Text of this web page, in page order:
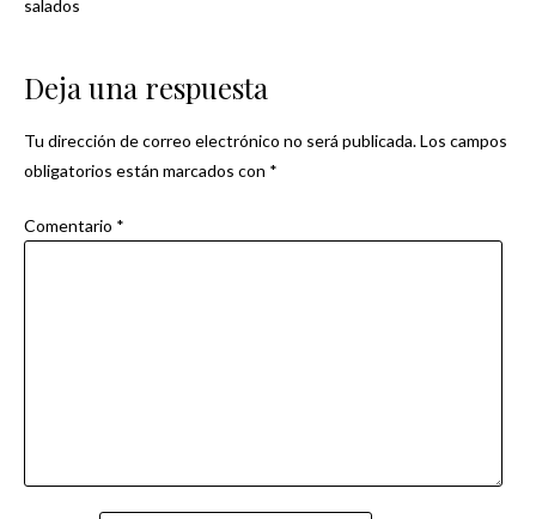
entradas
salados
Deja una respuesta
Tu dirección de correo electrónico no será publicada.Los campos
obligatorios están marcados con *
Comentario *